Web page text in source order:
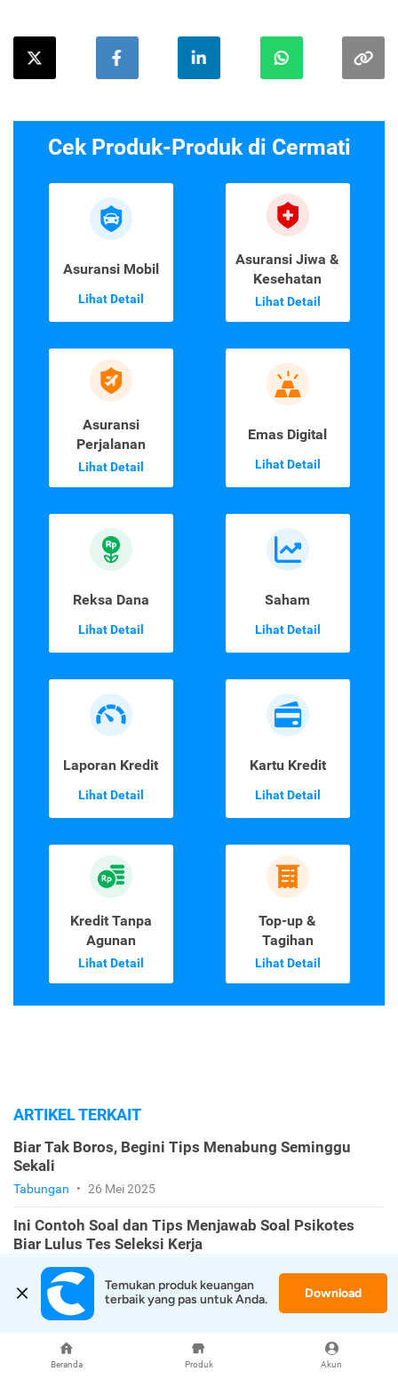
Beranda Produk Akun
Cek Produk-Produk di Cermati
Asuransi Mobil
Lihat Detail
Asuransi Jiwa &
Kesehatan
Lihat Detail
Asuransi
Perjalanan
Lihat Detail
Emas Digital
Lihat Detail
Reksa Dana
Lihat Detail
Saham
Lihat Detail
Laporan Kredit
Lihat Detail
Kartu Kredit
Lihat Detail
Kredit Tanpa
Agunan
Lihat Detail
Top-up &
Tagihan
Lihat Detail
ARTIKEL TERKAIT
Biar Tak Boros, Begini Tips Menabung Seminggu
Sekali
Tabungan • 26 Mei 2025
Ini Contoh Soal dan Tips Menjawab Soal Psikotes
Biar Lulus Tes Seleksi Kerja
• 20 Desember 2024
Teller Bank: Pengertian, Tugas, dan Kemampuan yang
Harus Dimiliki
16 Desember 2024
Temukan produk keuangan
terbaik yang pas untuk Anda.
Download